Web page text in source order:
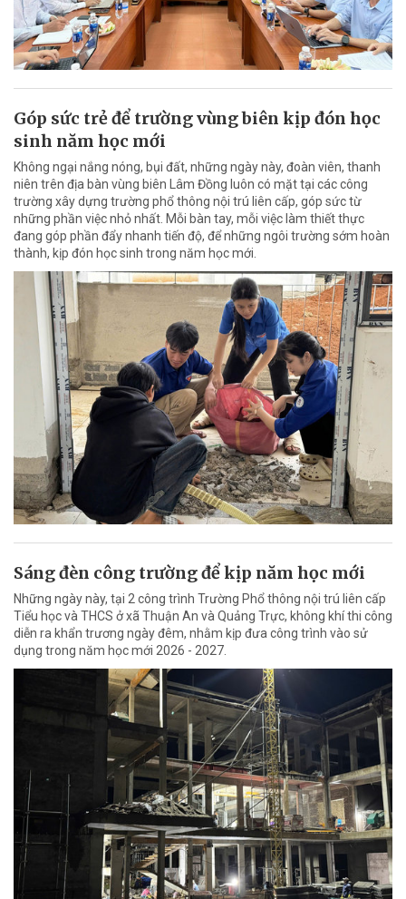
Góp sức trẻ để trường vùng biên kịp đón học
sinh năm học mới
Không ngại nắng nóng, bụi đất, những ngày này, đoàn viên, thanh
niên trên địa bàn vùng biên Lâm Đồng luôn có mặt tại các công
trường xây dựng trường phổ thông nội trú liên cấp, góp sức từ
những phần việc nhỏ nhất. Mỗi bàn tay, mỗi việc làm thiết thực
đang góp phần đẩy nhanh tiến độ, để những ngôi trường sớm hoàn
thành, kịp đón học sinh trong năm học mới.
Sáng đèn công trường để kịp năm học mới
Những ngày này, tại 2 công trình Trường Phổ thông nội trú liên cấp
Tiểu học và THCS ở xã Thuận An và Quảng Trực, không khí thi công
diễn ra khẩn trương ngày đêm, nhằm kịp đưa công trình vào sử
dụng trong năm học mới 2026 - 2027.